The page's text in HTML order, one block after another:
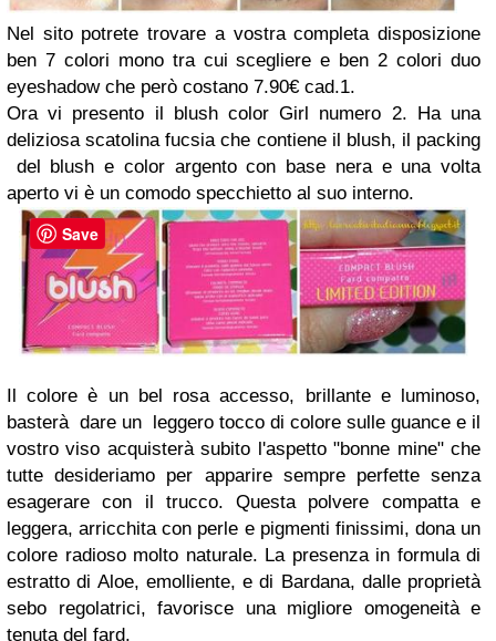
Nel sito potrete trovare a vostra completa disposizione
ben 7 colori mono tra cui scegliere e ben 2 colori duo
eyeshadow che però costano 7.90€ cad.1.
Ora vi presento il blush color Girl numero 2. Ha una
deliziosa scatolina fucsia che contiene il blush, il packing
del blush e color argento con base nera e una volta
aperto vi è un comodo specchietto al suo interno.
Il colore è un bel rosa accesso, brillante e luminoso,
basterà dare un leggero tocco di colore sulle guance e il
vostro viso acquisterà subito l'aspetto "bonne mine" che
tutte desideriamo per apparire sempre perfette senza
esagerare con il trucco. Questa polvere compatta e
leggera, arricchita con perle e pigmenti finissimi, dona un
colore radioso molto naturale. La presenza in formula di
estratto di Aloe, emolliente, e di Bardana, dalle proprietà
sebo regolatrici, favorisce una migliore omogeneità e
tenuta del fard.
Save